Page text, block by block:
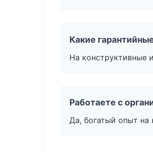
Какие
На конструктивные
Работаете с
Да, богатый опыт